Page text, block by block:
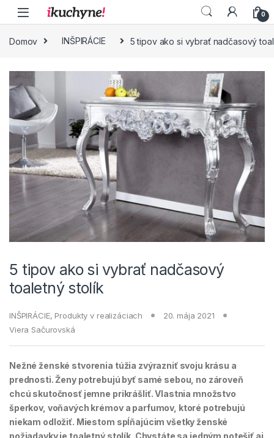
Skip to navigation
Skip to content
0
Domov INŠPIRÁCIE 5 tipov ako si vybrať nadčasový
5 tipov ako si vybrať nadčasový
toaletný stolík
INŠPIRÁCIE, Produkty v realizáciach
20. mája 2021
Viera Sačurovská
Nežné ženské stvorenia túžia zvýrazniť svoju krásu a
prednosti. Ženy potrebujú byť samé sebou, no zároveň
chcú skutočnosť jemne prikrášliť. Vlastnia množstvo
šperkov, voňavých krémov a parfumov, ktoré potrebujú
niekam odložiť. Miestom spĺňajúcim všetky ženské
požiadavky je toaletný stolík. Chystáte sa jedným potešiť aj